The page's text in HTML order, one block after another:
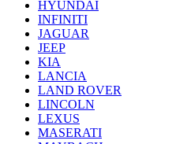
HYUNDAI
INFINITI
JAGUAR
JEEP
KIA
LANCIA
LAND ROVER
LINCOLN
LEXUS
MASERATI